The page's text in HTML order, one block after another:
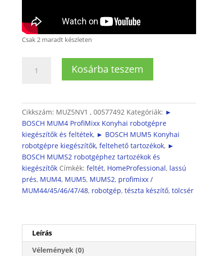
Csak 2 maradt készleten
készítő
MUM5
MUMS2
robotgéphez,
tésztanyújtó
mennyiség
Kosárba teszem
Cikkszám: MUZ5NV1 , 00577492 Kategóriák: ►
BOSCH MUM4 ProfiMixx Konyhai robotgépre
kiegészítők és feltétek, ► BOSCH MUM5 Konyhai
robotgépre kiegészítők, feltehető tartozékok, ►
BOSCH MUMS2 robotgéphez tartozékok és
kiegészítők Címkék: feltét, HomeProfessional, lassú
prés, MUM4, MUM5, MUMS2, profimixx /
MUM44/45/46/47/48, robotgép, tészta készítő, tölcsér
Leírás
Vélemények (0)